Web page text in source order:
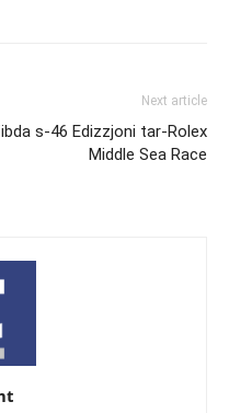
Next article
s-46 Edizzjoni tar-Rolex
Middle Sea Race